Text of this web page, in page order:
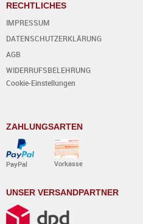
RECHTLICHES
IMPRESSUM
DATENSCHUTZERKLÄRUNG
AGB
WIDERRUFSBELEHRUNG
Cookie-Einstellungen
ZAHLUNGSARTEN
PayPal Vorkasse
UNSER VERSANDPARTNER